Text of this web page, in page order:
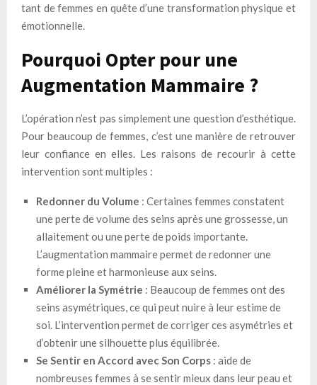
tant de femmes en quête d’une transformation physique et
émotionnelle.
Pourquoi Opter pour une
Augmentation Mammaire ?
L’opération n’est pas simplement une question d’esthétique.
Pour beaucoup de femmes, c’est une manière de retrouver
leur confiance en elles. Les raisons de recourir à cette
intervention sont multiples :
Redonner du Volume : Certaines femmes constatent
une perte de volume des seins après une grossesse, un
allaitement ou une perte de poids importante.
L’augmentation mammaire permet de redonner une
forme pleine et harmonieuse aux seins.
Améliorer la Symétrie : Beaucoup de femmes ont des
seins asymétriques, ce qui peut nuire à leur estime de
soi. L’intervention permet de corriger ces asymétries et
d’obtenir une silhouette plus équilibrée.
Se Sentir en Accord avec Son Corps : aide de
nombreuses femmes à se sentir mieux dans leur peau et